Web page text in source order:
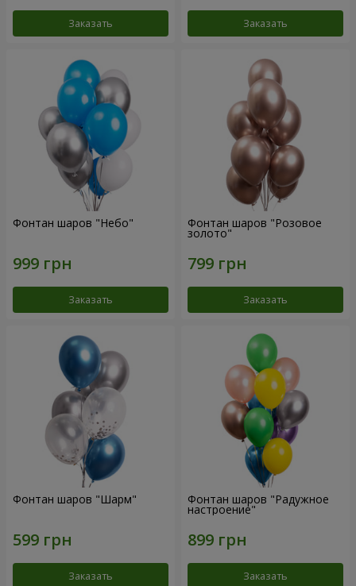
Заказать Заказать
Фонтан шаров "Небо"
Заказать
Фонтан шаров "Розовое
золото"
Заказать
Фонтан шаров "Шарм"
Заказать
Фонтан шаров "Радужное
настроение"
Заказать